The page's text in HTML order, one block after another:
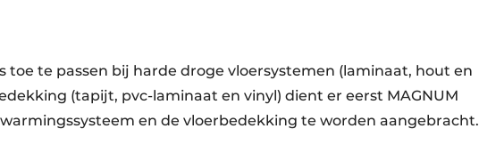
toe te passen bij harde droge vloersystemen (laminaat, hout en
(tapijt, pvc-laminaat en vinyl) dient er eerst MAGNUM
en de vloerbedekking te worden aangebracht.